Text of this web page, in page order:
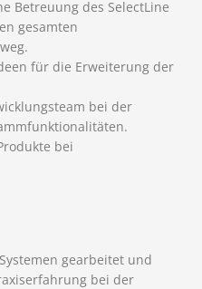
Betreuung des SelectLine
gesamten
für die Erweiterung der
bei der
bei
gearbeitet und
bei der